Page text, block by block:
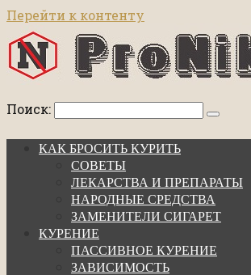
Перейти к контенту
Поиск:
КАК БРОСИТЬ КУРИТЬ
СОВЕТЫ
ЛЕКАРСТВА И ПРЕПАРАТЫ
НАРОДНЫЕ СРЕДСТВА
ЗАМЕНИТЕЛИ СИГАРЕТ
КУРЕНИЕ
ПАССИВНОЕ КУРЕНИЕ
ЗАВИСИМОСТЬ